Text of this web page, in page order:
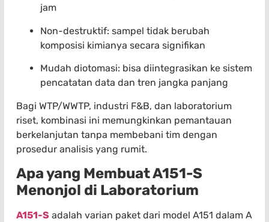
jam
Non-destruktif: sampel tidak berubah
komposisi kimianya secara signifikan
Mudah diotomasi: bisa diintegrasikan ke sistem
pencatatan data dan tren jangka panjang
Bagi WTP/WWTP, industri F&B, dan laboratorium
riset, kombinasi ini memungkinkan pemantauan
berkelanjutan tanpa membebani tim dengan
prosedur analisis yang rumit.
Apa yang Membuat A151-S
Menonjol di Laboratorium
A151-S adalah varian paket dari model A151 dalam A